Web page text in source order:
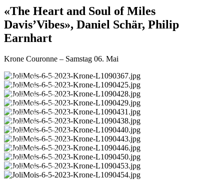
«The Heart and Soul of Miles
Davis’Vibes», Daniel Schär, Philip
Earnhart
Krone Couronne – Samstag 06. Mai
Photo: Peter Blaser
Photo: Peter Blaser
Photo: Peter Blaser
Photo: Peter Blaser
Photo: Peter Blaser
Photo: Peter Blaser
Photo: Peter Blaser
Photo: Peter Blaser
Photo: Peter Blaser
Photo: Peter Blaser
Photo: Peter Blaser